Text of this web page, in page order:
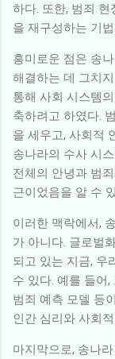
하다. 또한, 범죄
을 재구성하는 기
흥미로운 점은 송
해결하는 데 그치
통해 사회 시스템
축하려고 하였다.
을 세우고, 사회적
송나라의 수사 시
전체의 안녕과 범
근이었음을 알 수
이러한 맥락에서,
가 아니다. 글로벌
되고 있는 지금, 우
수 있다. 예를 들어
범죄 예측 모델 등
인간 심리와 사회
마지막으로, 송나